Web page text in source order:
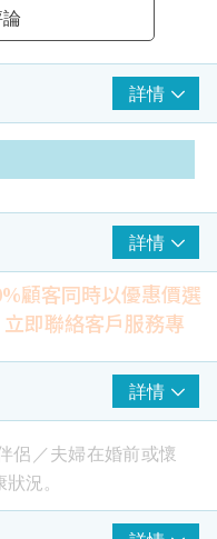
詳情
詳情
顧客同時以優惠價選
即聯絡客戶服務專
或白血球，評估腸道感染
需進一步檢查。
詳情
侶／夫婦在婚前或懷
況。